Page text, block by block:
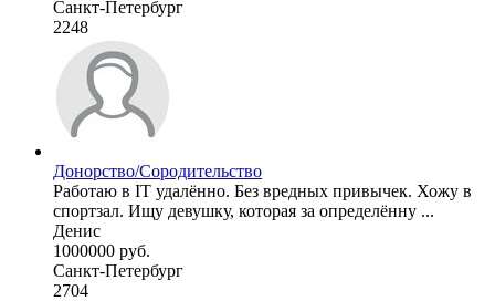
Санкт-Петербург
2248
Донорство/Сородительство
Работаю в IT удалённо. Без вредных привычек. Хожу в
спортзал. Ищу девушку, которая за определённу ...
Денис
1000000 руб.
Санкт-Петербург
2704